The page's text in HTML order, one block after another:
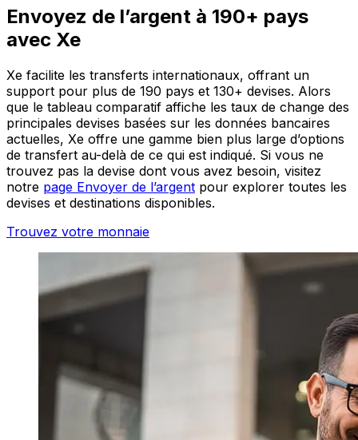
Envoyez de l’argent à 190+ pays
avec Xe
Xe facilite les transferts internationaux, offrant un
support pour plus de 190 pays et 130+ devises. Alors
que le tableau comparatif affiche les taux de change des
principales devises basées sur les données bancaires
actuelles, Xe offre une gamme bien plus large d’options
de transfert au-delà de ce qui est indiqué. Si vous ne
trouvez pas la devise dont vous avez besoin, visitez
notre page Envoyer de l’argent pour explorer toutes les
devises et destinations disponibles.
Trouvez votre monnaie